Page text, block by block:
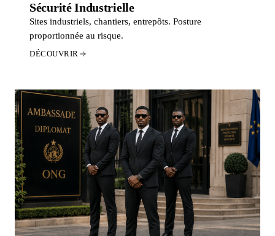
Sécurité Industrielle
Sites industriels, chantiers, entrepôts. Posture
proportionnée au risque.
DÉCOUVRIR